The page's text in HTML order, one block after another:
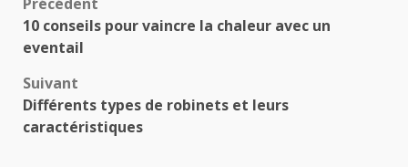
Navigation
d’article
10 conseils pour vaincre la chaleur avec un
eventail
Suivant
Différents types de robinets et leurs
caractéristiques